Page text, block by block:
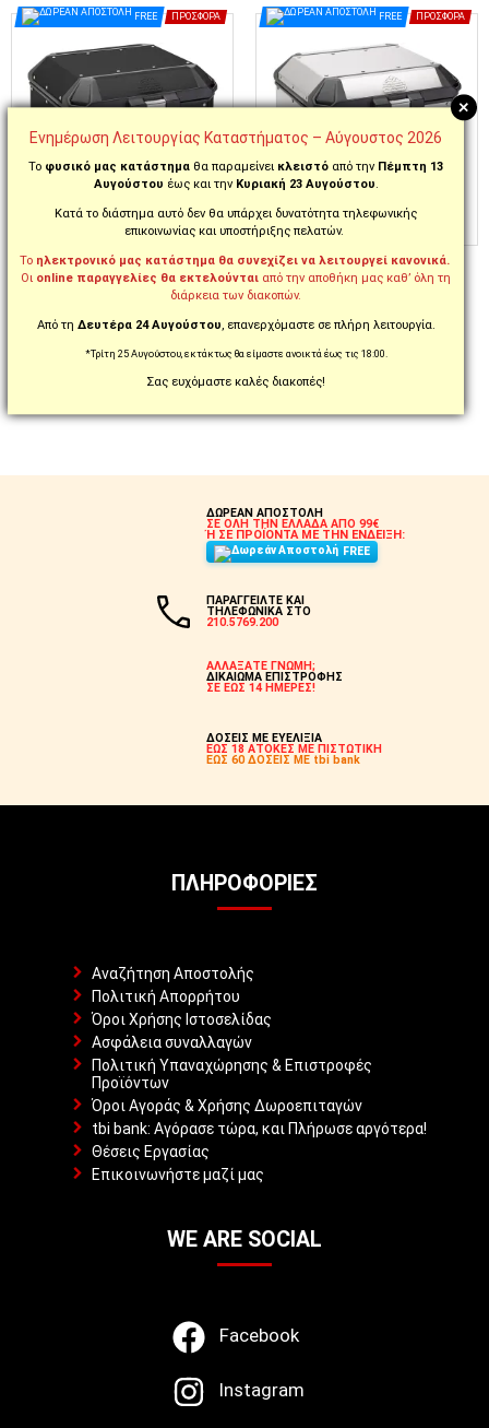
FREE ΠΡΟΣΦΟΡΆ
ΚΩΔ. ALA44B
ΒΑΛΙΤΣΑ ΜΗΧΑΝΗΣ GIVI
TREKKER 44 ALASKA
MONOKEY® | ALA44B
299,90€ -9%
FREE ΠΡΟΣΦΟΡΆ
ΚΩΔ. ALA44A
ΒΑΛΙΤΣΑ ΜΗΧΑΝΗΣ GIVI
TREKKER 44 ALASKA
ALUMINIUM SILVER
MONOKEY® | ALA44A
299,90€ 269,90€
ΆΜΕΣΑ ΔΙΑΘΈΣΙΜΟ
ΔΩΡΕΑΝ ΑΠΟΣΤΟΛΗ
ΣΕ ΟΛΗ ΤΗΝ ΕΛΛΑΔΑ ΑΠΟ 99€
Ή ΣΕ ΠΡΟΪΟΝΤΑ ΜΕ ΤΗΝ ΕΝΔΕΙΞΗ:
FREE
ΠΑΡΑΓΓΕΙΛΤΕ ΚΑΙ
ΤΗΛΕΦΩΝΙΚΑ ΣΤΟ
210.5769.200
ΑΛΛΑΞΑΤΕ ΓΝΩΜΗ;
ΔΙΚΑΙΩΜΑ ΕΠΙΣΤΡΟΦΗΣ
ΣΕ ΕΩΣ 14 ΗΜΕΡΕΣ!
ΔΟΣΕΙΣ ΜΕ ΕΥΕΛΙΞΙΑ
ΕΩΣ 18 ΑΤΟΚΕΣ ΜΕ ΠΙΣΤΩΤΙΚΗ
ΕΩΣ 60 ΔΟΣΕΙΣ ΜΕ tbi bank
ΠΛΗΡΟΦΟΡΊΕΣ
Αναζήτηση Αποστολής
Πολιτική Απορρήτου
Όροι Χρήσης Ιστοσελίδας
Ασφάλεια συναλλαγών
Πολιτική Υπαναχώρησης & Επιστροφές
Προϊόντων
Όροι Αγοράς & Χρήσης Δωροεπιταγών
tbi bank: Αγόρασε τώρα, και Πλήρωσε αργότερα!
Θέσεις Εργασίας
Επικοινωνήστε μαζί μας
WE ARE SOCIAL
Facebook
Instagram
+
Ενημέρωση Λειτουργίας Καταστήματος – Αύγουστος 2026
Το φυσικό μας κατάστημα θα παραμείνει κλειστό από την Πέμπτη 13
Αυγούστου έως και τηνΚυριακή 23 Αυγούστου.
Κατά το διάστημα αυτό δεν θα υπάρχει δυνατότητα τηλεφωνικής
επικοινωνίας και υποστήριξης πελατών.
Το ηλεκτρονικό μας κατάστημα θα συνεχίζει να λειτουργεί κανονικά.
Οι online παραγγελίες θα εκτελούνται από την αποθήκη μας καθ’ όλη τη
διάρκεια των διακοπών.
Από τη Δευτέρα 24 Αυγούστου, επανερχόμαστε σε πλήρη λειτουργία.
*Τρίτη 25 Αυγούστου, εκτάκτως θα είμαστε ανοικτά έως τις 18:00.
Σας ευχόμαστε καλές διακοπές!